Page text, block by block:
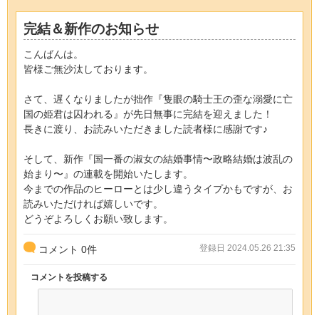
完結＆新作のお知らせ
こんばんは。
皆様ご無沙汰しております。
さて、遅くなりましたが拙作『隻眼の騎士王の歪な溺愛に亡
国の姫君は囚われる』が先日無事に完結を迎えました！
長きに渡り、お読みいただきました読者様に感謝です♪
そして、新作『国一番の淑女の結婚事情〜政略結婚は波乱の
始まり〜』の連載を開始いたします。
今までの作品のヒーローとは少し違うタイプかもですが、お
読みいただければ嬉しいです。
どうぞよろしくお願い致します。
コメント 0件 登録日 2024.05.26 21:35
コメントを投稿する